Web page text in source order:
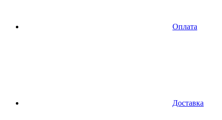
Оплата
Доставка